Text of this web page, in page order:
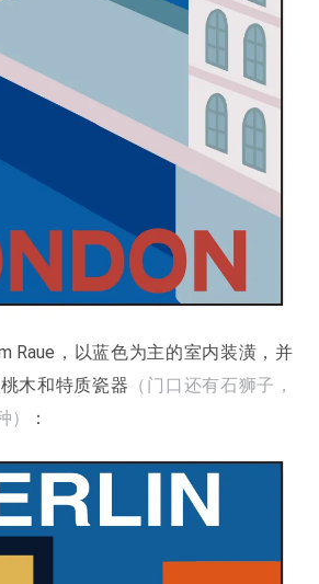
Raue，以蓝色为主的室内装潢，并
木和特质瓷器 （门口还有石狮子，
：